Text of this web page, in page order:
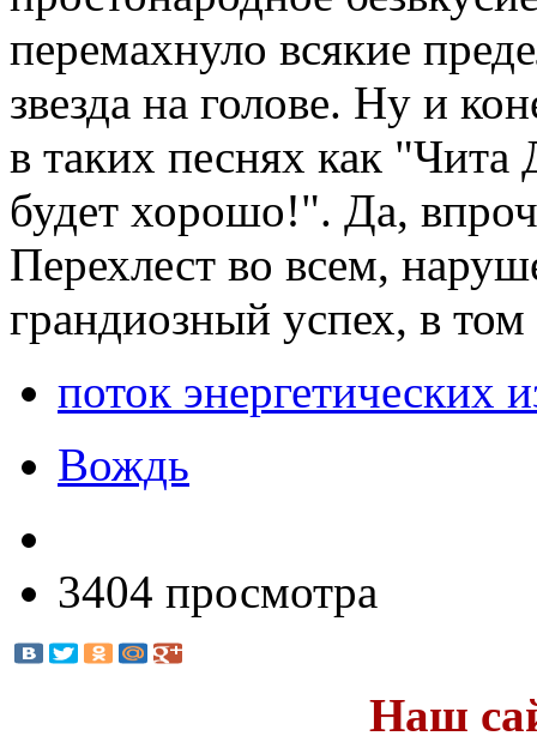
перемахнуло всякие
звезда на голове. Ну и
в таких песнях как
будет хорошо!". Да,
Перехлест во всем,
грандиозный успех, в
поток энергетических
Вождь
3404 просмотра
Наш